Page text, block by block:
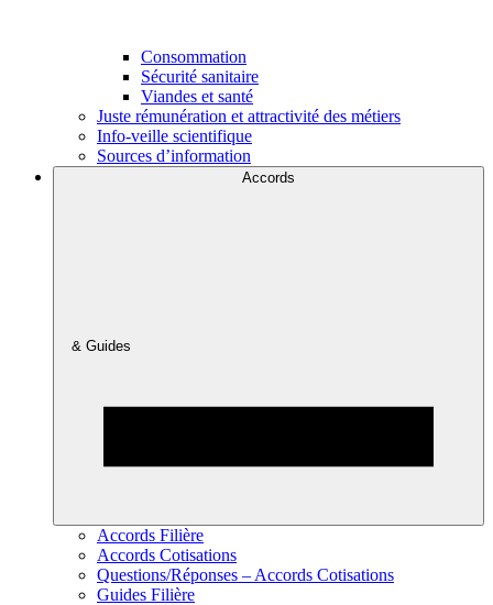
Consommation
Sécurité sanitaire
Viandes et santé
Juste rémunération et attractivité des métiers
Info-veille scientifique
Sources d’information
Accords
& Guides
Accords Filière
Accords Cotisations
Questions/Réponses – Accords Cotisations
Guides Filière